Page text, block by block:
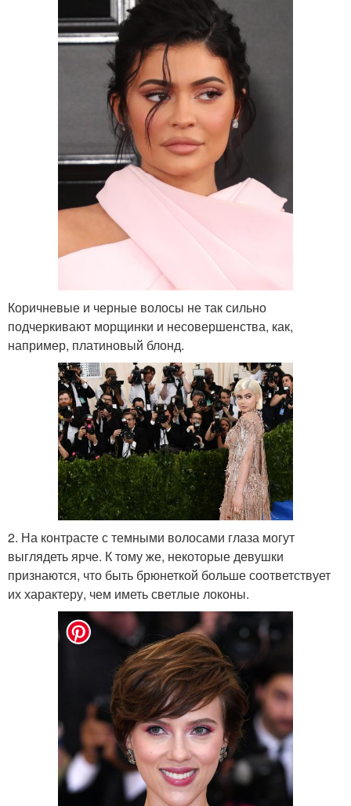
Коричневые и черные волосы не так сильно
подчеркивают морщинки и несовершенства, как,
например, платиновый блонд.
2. На контрасте с темными волосами глаза могут
выглядеть ярче. К тому же, некоторые девушки
признаются, что быть брюнеткой больше соответствует
их характеру, чем иметь светлые локоны.